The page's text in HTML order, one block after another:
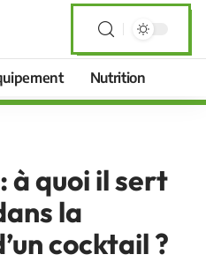
Nutrition
à quoi il sert
la
cocktail ?